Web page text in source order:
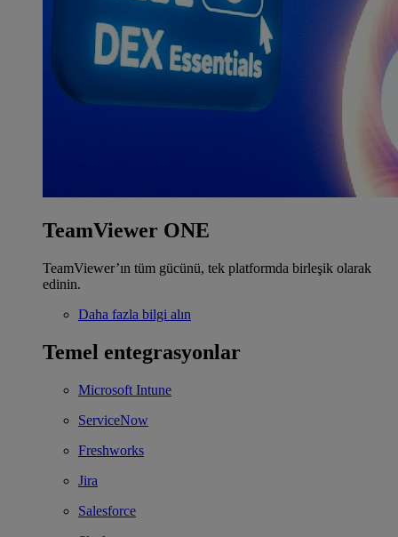
TeamViewer ONE
TeamViewer’ın tüm gücünü, tek platformda birleşik olarak
edinin.
Daha fazla bilgi alın
Temel entegrasyonlar
Microsoft Intune
ServiceNow
Freshworks
Jira
Salesforce